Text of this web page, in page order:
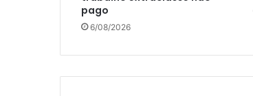
pago
6/08/2026